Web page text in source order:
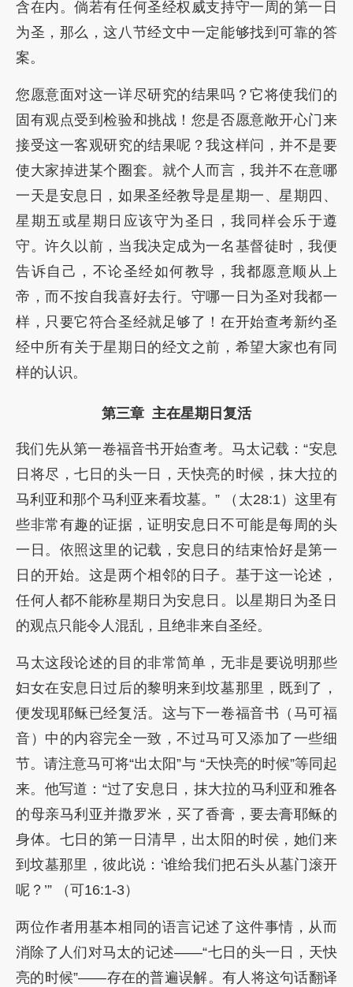
含在内。倘若有任何圣经权威支持守一周的第一日
为圣，那么，这八节经文中一定能够找到可靠的答
案。
您愿意面对这一详尽研究的结果吗？它将使我们的
固有观点受到检验和挑战！您是否愿意敞开心门来
接受这一客观研究的结果呢？我这样问，并不是要
使大家掉进某个圈套。就个人而言，我并不在意哪
一天是安息日，如果圣经教导是星期一、星期四、
星期五或星期日应该守为圣日，我同样会乐于遵
守。许久以前，当我决定成为一名基督徒时，我便
告诉自己，不论圣经如何教导，我都愿意顺从上
帝，而不按自我喜好去行。守哪一日为圣对我都一
样，只要它符合圣经就足够了！在开始查考新约圣
经中所有关于星期日的经文之前，希望大家也有同
样的认识。
第三章 主在星期日复活
我们先从第一卷福音书开始查考。马太记载：“安息
日将尽，七日的头一日，天快亮的时候，抹大拉的
马利亚和那个马利亚来看坟墓。” （太28:1）这里有
些非常有趣的证据，证明安息日不可能是每周的头
一日。依照这里的记载，安息日的结束恰好是第一
日的开始。这是两个相邻的日子。基于这一论述，
任何人都不能称星期日为安息日。以星期日为圣日
的观点只能令人混乱，且绝非来自圣经。
马太这段论述的目的非常简单，无非是要说明那些
妇女在安息日过后的黎明来到坟墓那里，既到了，
便发现耶稣已经复活。这与下一卷福音书（马可福
音）中的内容完全一致，不过马可又添加了一些细
节。请注意马可将“出太阳”与 “天快亮的时候”等同起
来。他写道：“过了安息日，抹大拉的马利亚和雅各
的母亲马利亚并撒罗米，买了香膏，要去膏耶稣的
身体。七日的第一日清早，出太阳的时侯，她们来
到坟墓那里，彼此说：‘谁给我们把石头从墓门滚开
呢？’” （可16:1-3）
两位作者用基本相同的语言记述了这件事情，从而
消除了人们对马太的记述——“七日的头一日，天快
亮的时候”——存在的普遍误解。有人将这句话翻译